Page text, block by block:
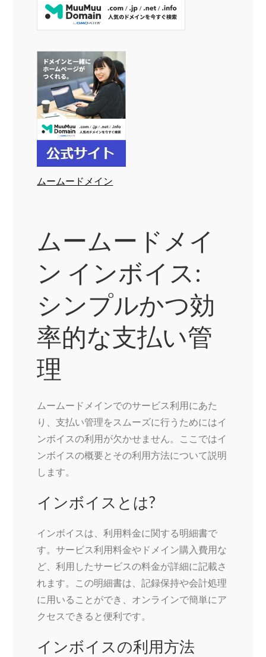
ムームードメイン
ムームードメイ
ン インボイス:
シンプルかつ効
率的な支払い管
理
ムームードメインでのサービス利用にあた
り、支払い管理をスムーズに行うためにはイ
ンボイスの利用が欠かせません。ここではイ
ンボイスの概要とその利用方法について説明
します。
インボイスとは?
インボイスは、利用料金に関する明細書で
す。サービス利用料金やドメイン購入費用な
ど、利用したサービスの料金が詳細に記載さ
れます。この明細書は、記録保持や会計処理
に用いることができ、オンラインで簡単にア
クセスできると便利です。
インボイスの利用方法